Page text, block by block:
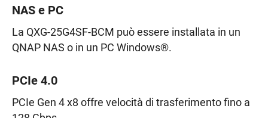
NAS e PC
La QXG-25G4SF-BCM può essere installata in un
QNAP NAS o in un PC Windows®.
PCIe 4.0
PCIe Gen 4 x8 offre velocità di trasferimento fino a